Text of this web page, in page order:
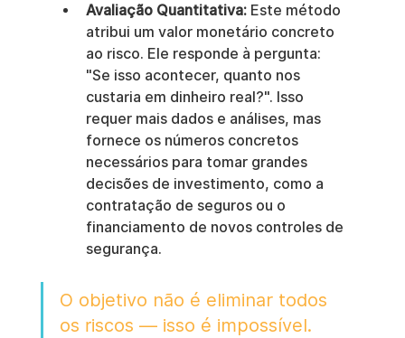
Avaliação Quantitativa: Este método
atribui um valor monetário concreto
ao risco. Ele responde à pergunta:
"Se isso acontecer, quanto nos
custaria em dinheiro real?". Isso
requer mais dados e análises, mas
fornece os números concretos
necessários para tomar grandes
decisões de investimento, como a
contratação de seguros ou o
financiamento de novos controles de
segurança.
O objetivo não é eliminar todos
os riscos — isso é impossível.